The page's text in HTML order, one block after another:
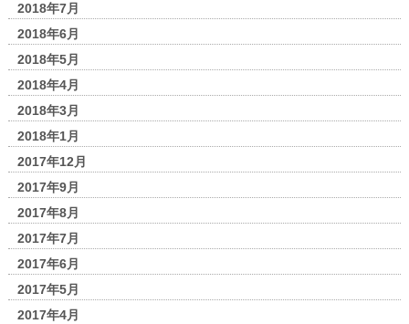
2018年7月
2018年6月
2018年5月
2018年4月
2018年3月
2018年1月
2017年12月
2017年9月
2017年8月
2017年7月
2017年6月
2017年5月
2017年4月